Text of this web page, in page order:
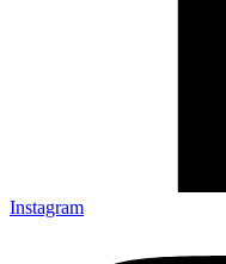
Instagram